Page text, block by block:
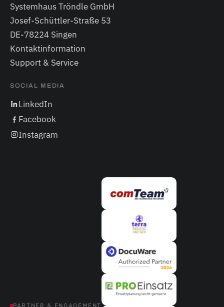
Systemhaus Tröndle GmbH
Josef-Schüttler-Straße 53
DE-78224 Singen
Kontaktinformation
Support & Service
SOCIAL MEDIA
LinkedIn
Facebook
Instagram
PARTNER & ENGAGEMENT